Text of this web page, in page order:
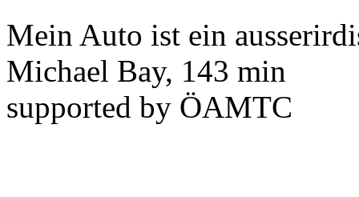
Mein Auto ist ein
Michael Bay, 143 min
supported by ÖAMTC